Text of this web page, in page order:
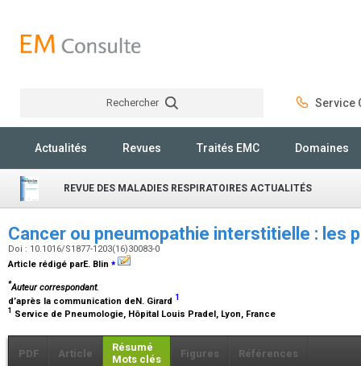
Rechercher Service
Actualités Revues Traités EMC Domaines
REVUE DES MALADIES RESPIRATOIRES ACTUALITÉS
Cancer ou pneumopathie interstitielle : les
Doi : 10.1016/S1877-1203(16)30083-0
Article rédigé parE. Blin ⁎
*Auteur correspondant.
d’après la communication deN. Girard 1
1 Service de Pneumologie, Hôpital Louis Pradel, Lyon, France
PDF Article
Résumé
Mots clés
Figures Références